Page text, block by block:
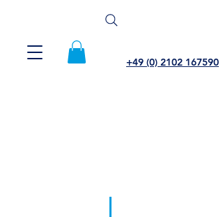
+49 (0) 2102 167590